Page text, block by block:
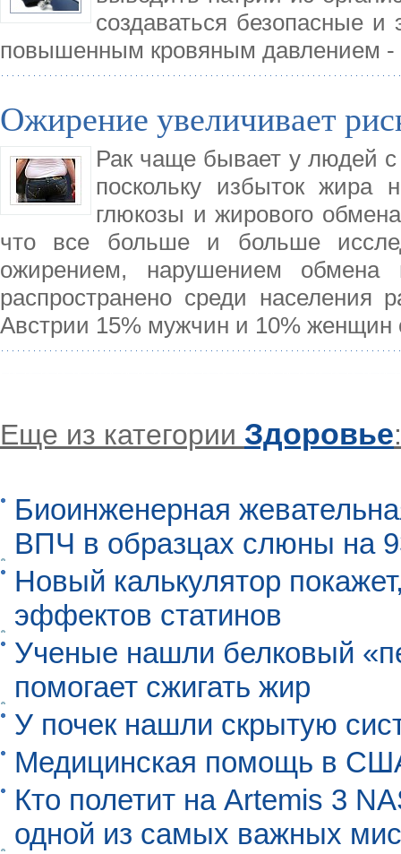
создаваться безопасные
повышенным кровяным давлением -
Ожирение увеличивает
Рак чаще бывает у людей
поскольку избыток жира
глюкозы и жирового
что все больше и больше
ожирением, нарушением
распространено среди
Австрии 15% мужчин и 10% женщин
Еще из категории Здоровье:
Биоинженерная
ВПЧ в образцах слюны на
Новый калькулятор
эффектов статинов
Ученые нашли белковый
помогает сжигать жир
У почек нашли скрытую
Медицинская помощь в
Кто полетит на Artemis 3
одной из самых важных